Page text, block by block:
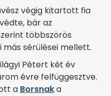
végig kitartott fia
bár az
többszörös
sérülései mellett.
Pétert két év
évre felfüggesztve.
a Borsnaka